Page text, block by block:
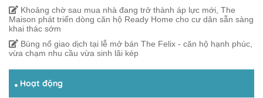
Khoảng chờ sau mua nhà đang trở thành áp lực mới, The
Maison phát triển dòng căn hộ Ready Home cho cư dân sẵn sàng
khai thác sớm
Bùng nổ giao dịch tại lễ mở bán The Felix - căn hộ hạnh phúc,
vừa chạm nhu cầu vừa sinh lãi kép
Hoạt động